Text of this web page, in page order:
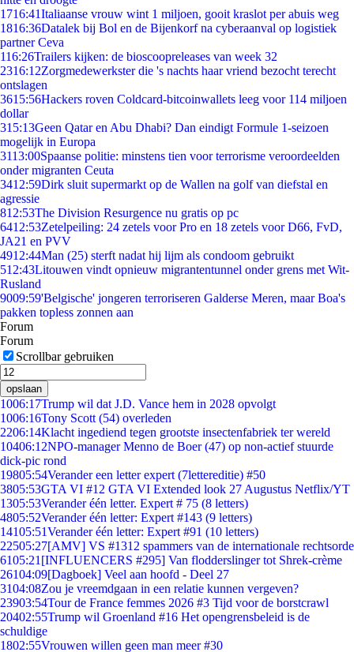
1716:41Italiaanse vrouw wint 1 miljoen, gooit kraslot per abuis weg
1816:36Datalek bij Bol en de Bijenkorf na cyberaanval op logistiek
partner Ceva
116:26Trailers kijken: de bioscoopreleases van week 32
2316:12Zorgmedewerkster die 's nachts haar vriend bezocht terecht
ontslagen
3615:56Hackers roven Coldcard-bitcoinwallets leeg voor 114 miljoen
dollar
315:13Geen Qatar en Abu Dhabi? Dan eindigt Formule 1-seizoen
mogelijk in Europa
3113:00Spaanse politie: minstens tien voor terrorisme veroordeelden
onder migranten Ceuta
3412:59Dirk sluit supermarkt op de Wallen na golf van diefstal en
agressie
812:53The Division Resurgence nu gratis op pc
6412:53Zetelpeiling: 24 zetels voor Pro en 18 zetels voor D66, FvD,
JA21 en PVV
4912:44Man (25) sterft nadat hij lijm als condoom gebruikt
512:43Litouwen vindt opnieuw migrantentunnel onder grens met Wit-
Rusland
9009:59'Belgische' jongeren terroriseren Galderse Meren, maar Boa's
pakken topless zonnen aan
Forum
Forum
Scrollbar gebruiken
opslaan
1006:17Trump wil dat J.D. Vance hem in 2028 opvolgt
1006:16Tony Scott (54) overleden
2206:14Klacht ingediend tegen grootste insectenfabriek ter wereld
10406:12NPO-manager Menno de Boer (47) op non-actief stuurde
dick-pic rond
19805:54Verander een letter expert (7lettereditie) #50
3805:53GTA VI #12 GTA VI Extended look 27 Augustus Netflix/YT
1305:53Verander één letter. Expert # 75 (8 letters)
4805:52Verander één letter: Expert #143 (9 letters)
14105:51Verander één letter: Expert #91 (10 letters)
22505:27[AMV] VS #1312 spammers van de internationale rechtsorde
6105:21 [INFLUENCERS #295] Van flodderslinger tot Shrek-crème
26104:09[Dagboek] Veel aan hoofd - Deel 27
3104:08Zou je vreemdgaan in een relatie kunnen vergeven?
23903:54Tour de France femmes 2026 #3 Tijd voor de borstcrawl
20402:55Trump wil Groenland #16 Het opengrensbeleid is de
schuldige
1802:55Vrouwen willen geen man meer #30